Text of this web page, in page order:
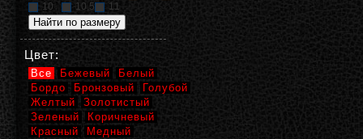
10
10,5 11
Цвет:
Все Бежевый
Белый
Бордо
Бронзовый
Голубой
Желтый
Золотистый
Зеленый
Коричневый
Красный
Медный